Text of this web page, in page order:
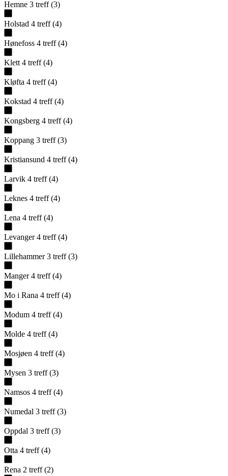
Hemne 3 treff (3)
Holstad 4 treff (4)
Hønefoss 4 treff (4)
Klett 4 treff (4)
Kløfta 4 treff (4)
Kokstad 4 treff (4)
Kongsberg 4 treff (4)
Koppang 3 treff (3)
Kristiansund 4 treff (4)
Larvik 4 treff (4)
Leknes 4 treff (4)
Lena 4 treff (4)
Levanger 4 treff (4)
Lillehammer 3 treff (3)
Manger 4 treff (4)
Mo i Rana 4 treff (4)
Modum 4 treff (4)
Molde 4 treff (4)
Mosjøen 4 treff (4)
Mysen 3 treff (3)
Namsos 4 treff (4)
Numedal 3 treff (3)
Oppdal 3 treff (3)
Otta 4 treff (4)
Rena 2 treff (2)